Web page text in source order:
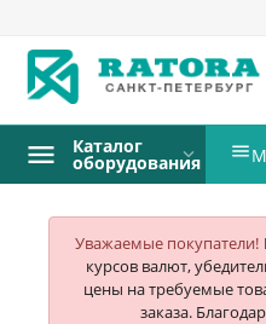
Каталог
оборудования 
Уважаемые покупатели!
курсов валют,
цены на требуемые
заказа.